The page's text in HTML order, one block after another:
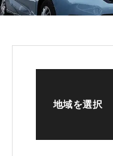
地域を選択